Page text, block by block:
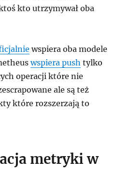
kto utrzymywał oba
wspiera oba modele
wspiera push tylko
operacji które nie
ale są też
które rozszerzają to
metryki w